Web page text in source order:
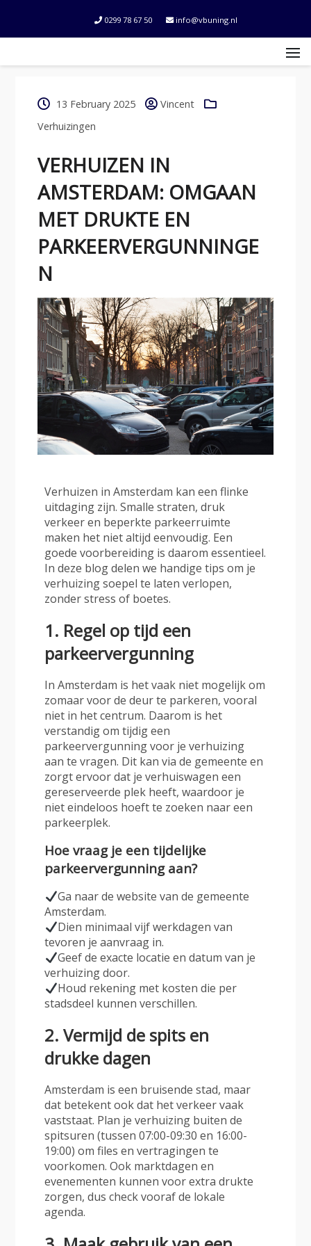
0299 78 67 50 info@vbuning.nl
13 February 2025
Vincent
Verhuizingen
VERHUIZEN IN
AMSTERDAM: OMGAAN
MET DRUKTE EN
PARKEERVERGUNNINGE
N
Verhuizen in Amsterdam kan een flinke
uitdaging zijn. Smalle straten, druk
verkeer en beperkte parkeerruimte
maken het niet altijd eenvoudig. Een
goede voorbereiding is daarom essentieel.
In deze blog delen we handige tips om je
verhuizing soepel te laten verlopen,
zonder stress of boetes.
1. Regel op tijd een
parkeervergunning
In Amsterdam is het vaak niet mogelijk om
zomaar voor de deur te parkeren, vooral
niet in het centrum. Daarom is het
verstandig omtijdig een
parkeervergunning voor je verhuizing
aan te vragen. Dit kan via de gemeente en
zorgt ervoor dat je verhuiswagen een
gereserveerde plek heeft, waardoor je
niet eindeloos hoeft te zoeken naar een
parkeerplek.
Hoe vraag je een tijdelijke
parkeervergunning aan?
Ga naar de website van de gemeente
Amsterdam.
Dien minimaal vijf werkdagen van
tevoren je aanvraag in.
Geef de exacte locatie en datum van je
verhuizing door.
Houd rekening met kosten die per
stadsdeel kunnen verschillen.
2. Vermijd de spits en
drukke dagen
Amsterdam is een bruisende stad, maar
dat betekent ook dat het verkeer vaak
vaststaat. Plan je verhuizing buiten de
spitsuren (tussen 07:00-09:30 en 16:00-
19:00) om files en vertragingen te
voorkomen. Ook marktdagen en
evenementen kunnen voor extra drukte
zorgen, dus check vooraf de lokale
agenda.